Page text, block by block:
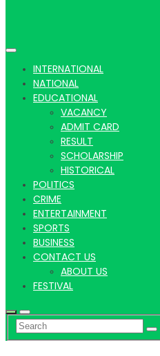
news |
Latest
Hindi
News
INTERNATIONAL
NATIONAL
EDUCATIONAL
VACANCY
ADMIT CARD
RESULT
SCHOLARSHIP
HISTORICAL
POLITICS
CRIME
ENTERTAINMENT
SPORTS
BUSINESS
CONTACT US
ABOUT US
FESTIVAL